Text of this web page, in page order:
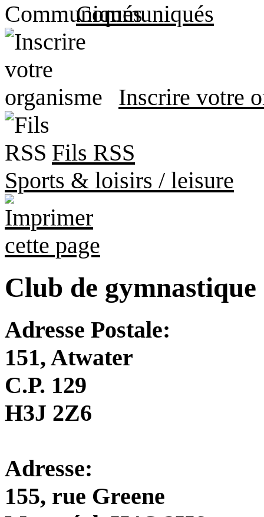
Communiqués
Inscrire votre
Fils RSS
Sports & loisirs / leisure
Club de
Adresse Postale:
151, Atwater
C.P. 129
H3J 2Z6
Adresse:
155, rue Greene